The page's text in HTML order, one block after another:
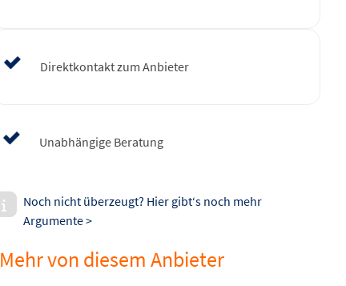
Direktkontakt zum Anbieter
Unabhängige Beratung
Noch nicht überzeugt? Hier gibt‘s noch mehr
Argumente >
Mehr von diesem Anbieter